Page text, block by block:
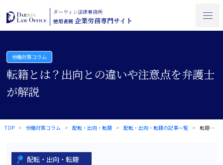
ダーウィン法律事務所
使用者側 企業労務専門サイト
労働対策コラム
転籍とは？出向との違いや注意点を弁護士
が解説
TOP 労働対策コラム 配転・出向・転籍 配転・出向・転籍の記事一覧 転籍とは？出向との違いや注意点を弁護士が…
配転・出向・転籍